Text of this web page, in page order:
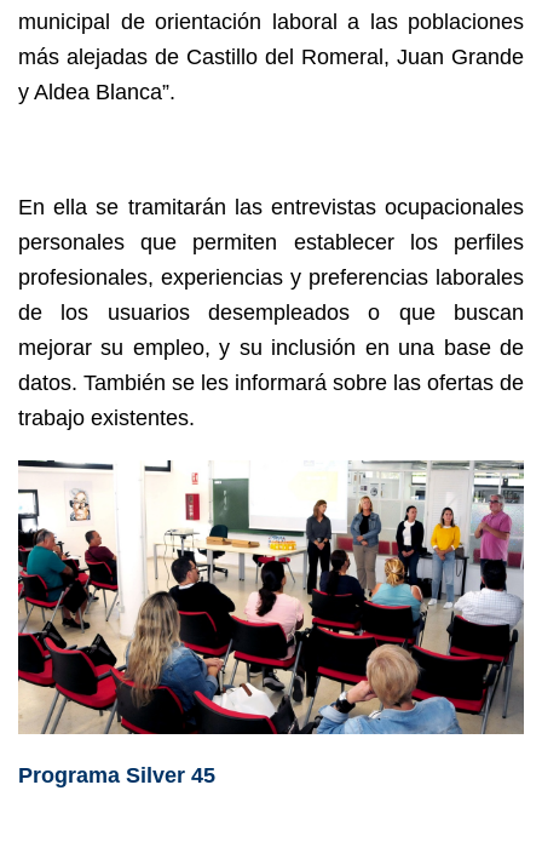
municipal de orientación laboral a las poblaciones
más alejadas de Castillo del Romeral, Juan Grande
y Aldea Blanca”.
En ella se tramitarán las entrevistas ocupacionales
personales que permiten establecer los perfiles
profesionales, experiencias y preferencias laborales
de los usuarios desempleados o que buscan
mejorar su empleo, y su inclusión en una base de
datos. También se les informará sobre las ofertas de
trabajo existentes.
Programa Silver 45